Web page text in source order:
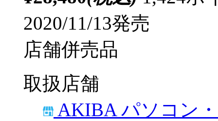
2020/11/13発売
店舗併売品
取扱店舗
AKIBA パソコン